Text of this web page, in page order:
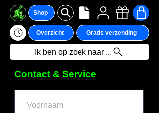
Shop
Overzicht Gratis verzending
Ik ben op zoek naar ...
Contact & Service